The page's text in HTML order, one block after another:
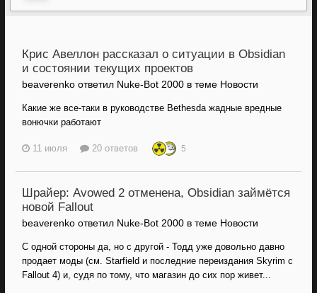
Крис Авеллон рассказал о ситуации в Obsidian
и состоянии текущих проектов
beaverenko ответил Nuke-Bot 2000 в теме Новости
Какие же все-таки в руководстве Bethesda жадные вредные
вонючки работают
11 июля 20 ответов 5
Шрайер: Avowed 2 отменена, Obsidian займётся
новой Fallout
beaverenko ответил Nuke-Bot 2000 в теме Новости
С одной стороны да, но с другой - Тодд уже довольно давно
продает моды (см. Starfield и последние переиздания Skyrim с
Fallout 4) и, судя по тому, что магазин до сих пор живет...